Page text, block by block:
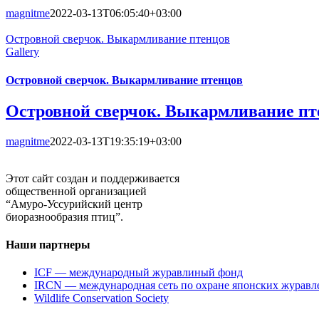
magnitme2022-03-13T06:05:40+03:00
Островной сверчок. Выкармливание птенцов
Gallery
Островной сверчок. Выкармливание птенцов
Островной сверчок. Выкармливание
magnitme2022-03-13T19:35:19+03:00
Этот сайт создан и поддерживается
общественной организацией
“Амуро-Уссурийский центр
биоразнообразия птиц”.
Наши партнеры
ICF — международный журавлиный фонд
IRCN — международная сеть по охране японских
Wildlife Conservation Society